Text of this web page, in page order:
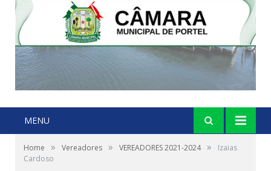
MENU
Home » Vereadores » VEREADORES 2021-2024 »
Izaias
Cardoso